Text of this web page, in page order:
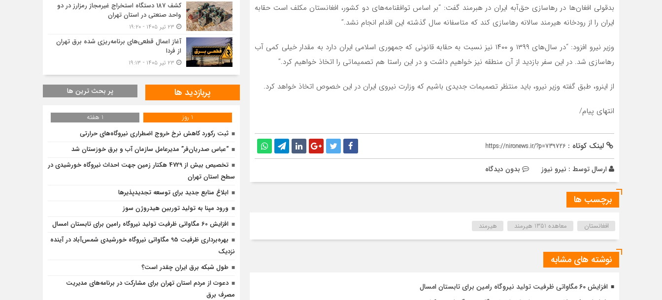
بدقولی افغان‌ها در رهاسازی حق‌آبه ایران در هبرمند گفت: “بر اساس توافقنامه‌های دو کشور، افغانستان مکلف است حقابه
ایران را از رودخانه هیرمند سالانه رهاسازی کند که متاسفانه سال گذشته این اقدام انجام نشد.”
وزیر نیرو افزود: “در سال‌های ۱۳۹۹ و ۱۴۰۰ نیز نسبت به حقابه‌ قانونی که جمهوری اسلامی ایران دارد به مقدار خیلی کمی آب
رهاسازی شد. در این سفر بازدید از آن منطقه نیز خواهیم داشت و در این راستا هم تصمیماتی را اتخاذ خواهیم کرد.”
از اینرو، طبق گفته وزیر نیرو، باید منتظر تصمیمات جدیدی باشیم که وزارت نیروی ایران در این خصوص اتخاذ خواهد کرد.
انتهای پیام/
لینک کوتاه : https://nironews.ir/?p=739726
ارسال توسط : نیرو نیوز بدون دیدگاه
برچسب ها
افغانستان معاهده 1351 هیرمند هیرمند
نوشته های مشابه
افزایش 60 مگاواتی ظرفیت تولید نیروگاه رامین برای تابستان امسال
کشف 187 دستگاه استخراج غیرمجاز رمزارز در دو
واحد صنعتی در استان تهران
آغاز اعمال قطعی‌های برنامه‌ریزی شده برق تهران
از فردا
پربازدید ها پر بحث ترین ها
1 روز
1 هفته
ثبت رکورد کاهش نرخ خروج اضطراری نیروگاه‌های حرارتی
“عباس صدریان‌فر” مدیرعامل سازمان آب و برق خوزستان شد
تخصیص بیش از 4729 هکتار زمین جهت احداث نیروگاه‌ خورشیدی در
سطح استان تهران
ابلاغ منابع جدید برای توسعه تجدیدپذیرها
ورود مپنا به تولید توربین هیدروژن سوز
افزایش 60 مگاواتی ظرفیت تولید نیروگاه رامین برای تابستان امسال
بهره‌برداری ظرفیت 95 مگاواتی نیروگاه خورشیدی شمس‌آباد در آینده
نزدیک
طول شبکه برق ایران چقدر است؟
دعوت از مردم استان تهران برای مشارکت در برنامه‌های مدیریت
مصرف برق